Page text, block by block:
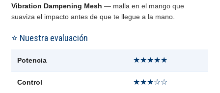
Vibration Dampening Mesh — malla en el mango que
suaviza el impacto antes de que te llegue a la mano.
⭐ Nuestra evaluación
Potencia ★★★★★
Control ★★★☆☆